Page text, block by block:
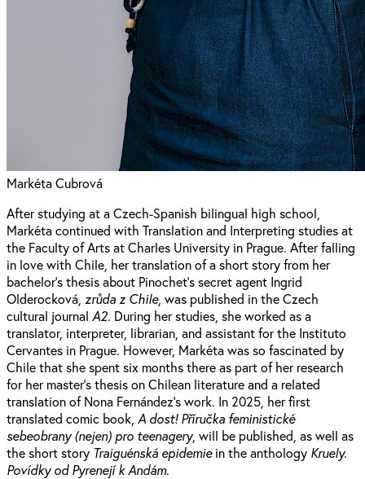
Markéta Cubrová
After studying at a Czech-Spanish bilingual high school,
Markéta continued with Translation and Interpreting studies at
the Faculty of Arts at Charles University in Prague. After falling
in love with Chile, her translation of a short story from her
bachelor's thesis about Pinochet's secret agent Ingrid
Olderocková , zrůda z Chile, was published in the Czech
cultural journal A2. During her studies, she worked as a
translator, interpreter, librarian, and assistant for the Instituto
Cervantes in Prague. However, Markéta was so fascinated by
Chile that she spent six months there as part of her research
for her master's thesis on Chilean literature and a related
translation of Nona Fernández's work. In 2025, her first
translated comic book, A dost! Příručka feministické
sebeobrany (nejen) pro teenagery, will be published, as well as
the short story Traiguénská epidemiein the anthology Kruely.
Povídky od Pyrenejí k Andám.